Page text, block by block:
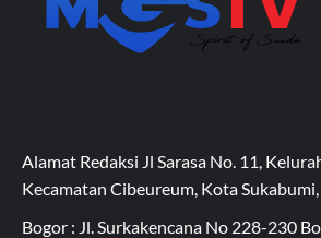
Alamat Redaksi Jl Sarasa No. 11,
Kecamatan Cibeureum, Kota
Bogor : Jl. Surkakencana No 228-230